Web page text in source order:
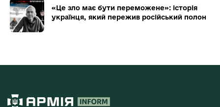
«Це зло має бути переможене»: історія
українця, який пережив російський полон